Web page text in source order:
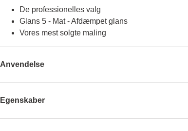
De professionelles valg
Glans 5 - Mat - Afdæmpet glans
Vores mest solgte maling
Anvendelse
Egenskaber